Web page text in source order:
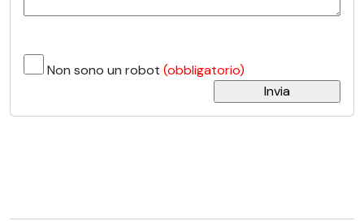
Non sono un robot (obbligatorio)